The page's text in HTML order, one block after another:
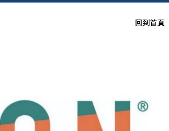
回到首頁